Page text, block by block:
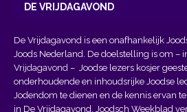
DE VRIJDAGAVOND
De Vrijdagavond is een onafhankelijk
Joods Nederland. De doelstelling is om –
Vrijdagavond – Joodse lezers kosjer
onderhoudende en inhoudsrijke Joodse
Jodendom te dienen en de kennis ervan
in De Vrijdagavond, Joodsch Weekblad